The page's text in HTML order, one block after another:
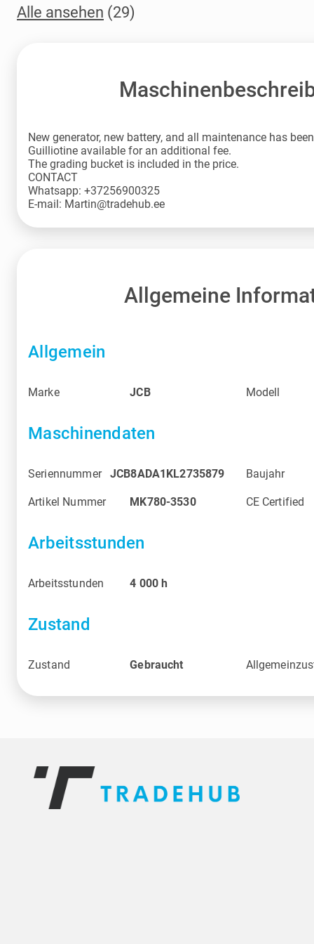
Alle ansehen (29)
New generator, new battery, and all maintenance has
Guilliotine available for an additional fee.
The grading bucket is included in the price.
CONTACT
Whatsapp: +37256900325
E-mail: Martin@tradehub.ee
Allgemeine
Allgemein
Marke JCB Modell
Maschinendaten
Seriennummer JCB8ADA1KL2735879 Baujahr
Artikel Nummer MK780-3530 CE Certified
Arbeitsstunden
Arbeitsstunden 4 000h
Zustand
Zustand Gebraucht